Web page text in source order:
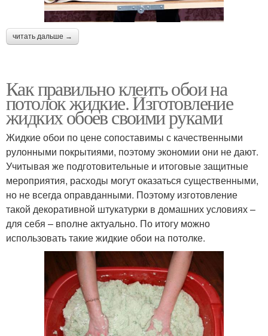
читать дальше →
Как правильно клеить обои на
потолок жидкие. Изготовление
жидких обоев своими руками
Жидкие обои по цене сопоставимы с качественными
рулонными покрытиями, поэтому экономии они не дают.
Учитывая же подготовительные и итоговые защитные
мероприятия, расходы могут оказаться существенными,
но не всегда оправданными. Поэтому изготовление
такой декоративной штукатурки в домашних условиях –
для себя – вполне актуально. По итогу можно
использовать такие жидкие обои на потолке.